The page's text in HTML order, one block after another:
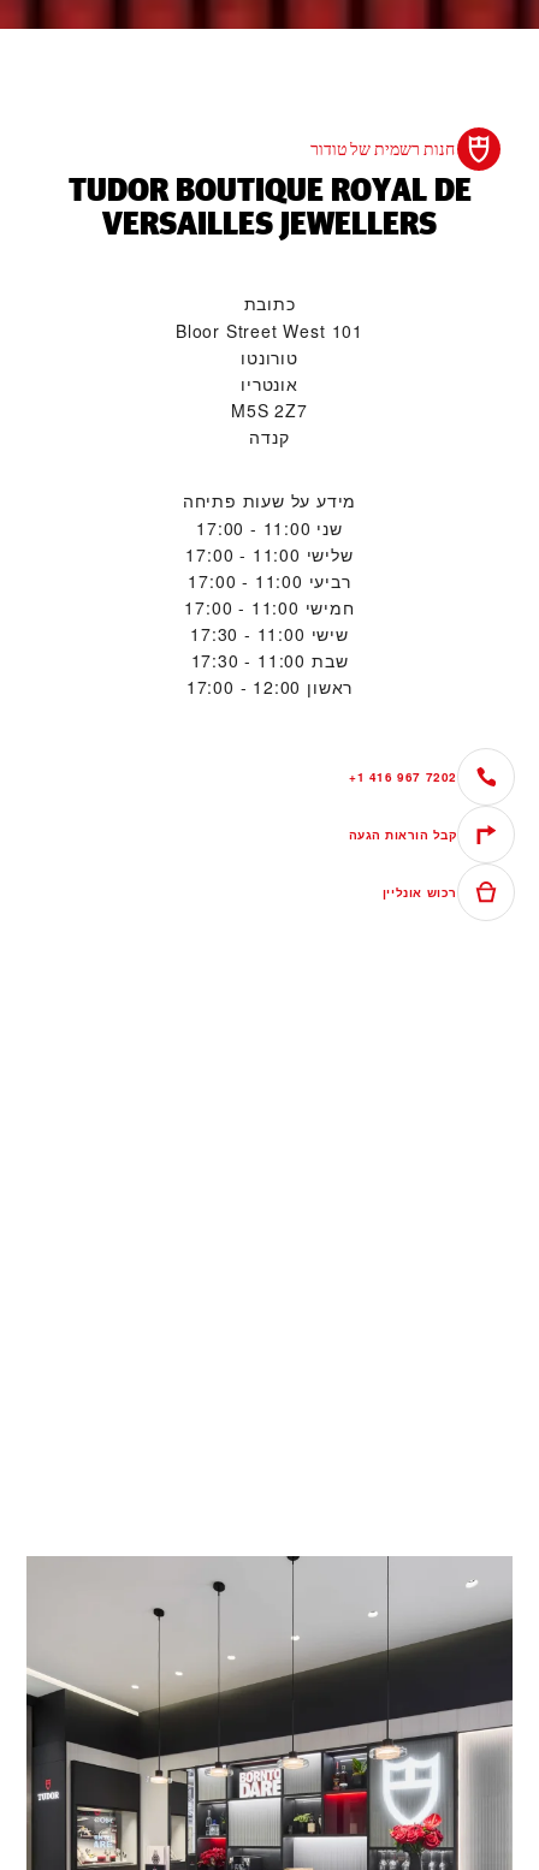
חנות רשמית של טודור
‭TUDOR BOUTIQUE ROYAL DE
VERSAILLES JEWELLERS‬
כתובת
101 Bloor Street West
טורונטו
אונטריו
M5S 2Z7
קנדה
מידע על שעות פתיחה
שני 11:00 - 17:00
שלישי 11:00 - 17:00
רביעי 11:00 - 17:00
חמישי 11:00 - 17:00
שישי 11:00 - 17:30
שבת 11:00 - 17:30
ראשון 12:00 - 17:00
+1 416 967 7202
קבל הוראות הגעה
רכוש אונליין